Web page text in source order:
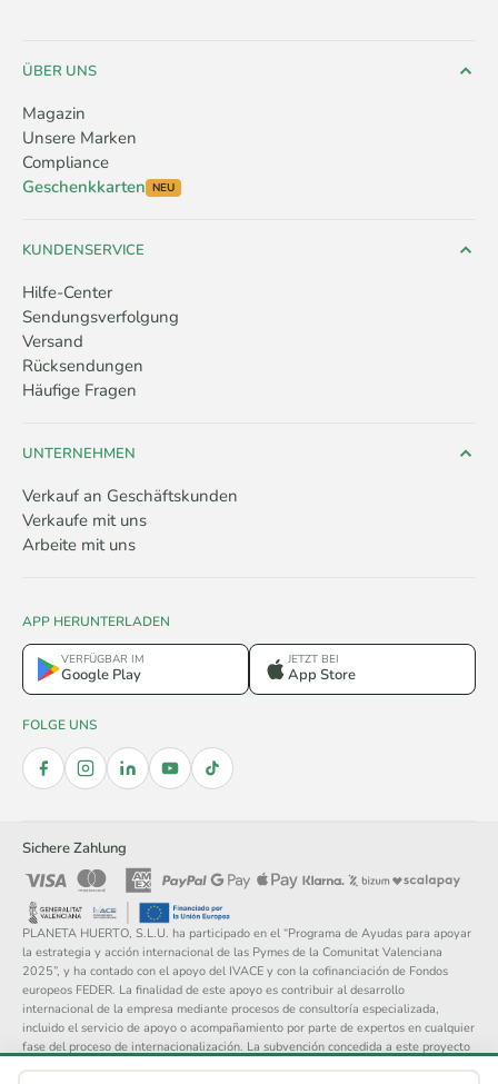
ÜBER UNS
Magazin
Unsere Marken
Compliance
Geschenkkarten NEU
KUNDENSERVICE
Hilfe-Center
Sendungsverfolgung
Versand
Rücksendungen
Häufige Fragen
UNTERNEHMEN
Verkauf an Geschäftskunden
Verkaufe mit uns
Arbeite mit uns
APP HERUNTERLADEN
VERFÜGBAR IM
Google Play
JETZT BEI
App Store
FOLGE UNS
Sichere Zahlung
PLANETA HUERTO, S.L.U. ha participado en el “Programa de Ayudas para apoyar
la estrategia y acción internacional de las Pymes de la Comunitat Valenciana
2025”, y ha contado con el apoyo del IVACE y con la cofinanciación de Fondos
europeos FEDER. La finalidad de este apoyo es contribuir al desarrollo
internacional de la empresa mediante procesos de consultoría especializada,
incluido el servicio de apoyo o acompañamiento por parte de expertos en cualquier
fase del proceso de internacionalización. La subvención concedida a este proyecto
asciende a 14.148 €.